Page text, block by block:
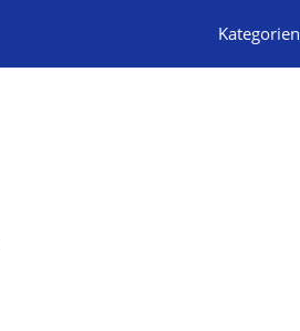
Kategorien